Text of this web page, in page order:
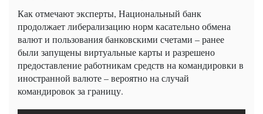
Как отмечают эксперты, Национальный банк
продолжает либерализацию норм касательно обмена
валют и пользования банковскими счетами – ранее
были запущены виртуальные карты и разрешено
предоставление работникам средств на командировки в
иностранной валюте – вероятно на случай
командировок за границу.